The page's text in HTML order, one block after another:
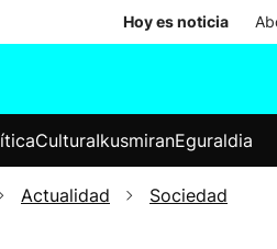
Hoy es noticia
Elecciones
CulturaIkusmiranEguraldia
Actualidad Sociedad